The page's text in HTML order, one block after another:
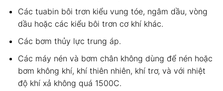
Các tuabin bôi trơn kiểu vung tóe, ngâm dầu, vòng
dầu hoặc các kiểu bôi trơn cơ khí khác.
Các bơm thủy lực trung áp.
Các máy nén và bơm chân không dùng để nén hoặc
bơm không khí, khí thiên nhiên, khí trơ, và với nhiệt
độ khí xả không quá 1500C.